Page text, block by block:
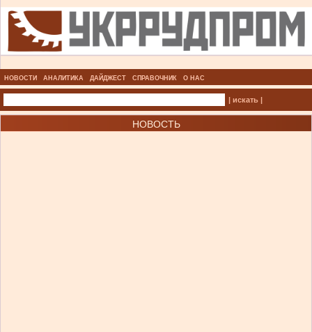
НОВОСТИ АНАЛИТИКА ДАЙДЖЕСТ СПРАВОЧНИК О НАС
| искать |
НОВОСТЬ